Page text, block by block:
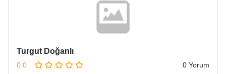
Turgut Doğanlı
0.0
0 Yorum